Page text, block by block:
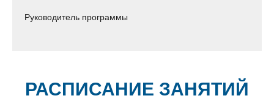
Руководитель программы
РАСПИСАНИЕ ЗАНЯТИЙ